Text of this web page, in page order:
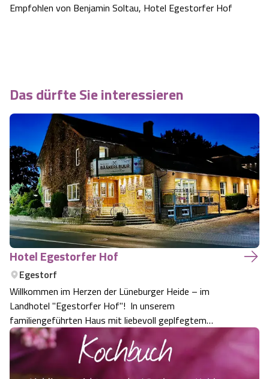
Empfohlen von Benjamin Soltau, Hotel Egestorfer Hof
Das dürfte Sie interessieren
Hotel Egestorfer Hof
Egestorf
Willkommen im Herzen der Lüneburger Heide – im
Landhotel "Egestorfer Hof"! In unserem
familiengeführten Haus mit liebevoll geplfegtem
Gemäuer, das bis ins Jahr 1846 zurückreicht, wird
Geschichte lebendig und Gastfreundschaft gelebt, die
von Herzen kommt.